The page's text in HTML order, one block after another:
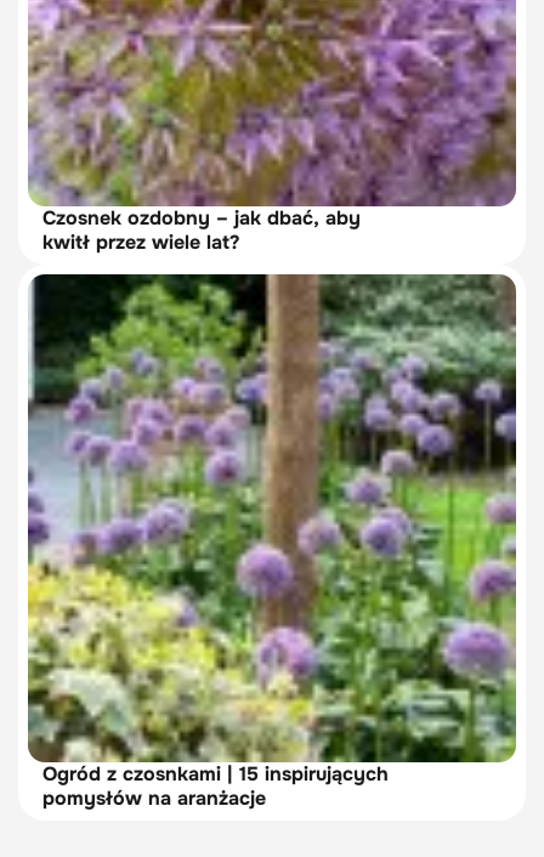
Czosnek ozdobny – jak dbać, aby
kwitł przez wiele lat?
Ogród z czosnkami | 15 inspirujących
pomysłów na aranżacje